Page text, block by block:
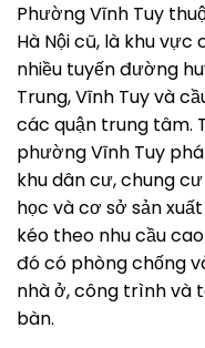
Phường Vĩnh Tuy
Hà Nội cũ, là khu
nhiều tuyến đường
Trung, Vĩnh Tuy và
các quận trung tâm.
phường Vĩnh Tuy
khu dân cư, chung
học và cơ sở sản
kéo theo nhu cầu
đó có phòng chống
nhà ở, công trình và
bàn.